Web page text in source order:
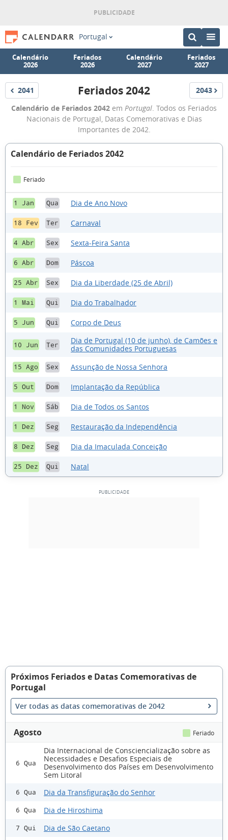
Portugal
Calendário
2026
Feriados
2026
Calendário
2027
Feriados
2027
Feriados
2041
Feriados
2042
Feriados 2042 Feriados
2043
Calendário de Feriados 2042 em Portugal. Todos os Feriados
Nacionais de Portugal, Datas Comemorativas e Dias
Importantes de 2042.
Calendário de Feriados 2042
Feriado
1 Jan Qua Dia de Ano Novo
18 Fev Ter Carnaval
4 Abr Sex Sexta-Feira Santa
6 Abr Dom Páscoa
25 Abr Sex Dia da Liberdade (25 de Abril)
1 Mai Qui Dia do Trabalhador
5 Jun Qui Corpo de Deus
10 Jun Ter
Dia de Portugal (10 de junho), de Camões e
das Comunidades Portuguesas
15 Ago Sex Assunção de Nossa Senhora
5 Out Dom Implantação da República
1 Nov Sáb Dia de Todos os Santos
1 Dez Seg Restauração da Independência
8 Dez Seg Dia da Imaculada Conceição
25 Dez Qui Natal
Próximos Feriados e Datas Comemorativas de
Portugal
Ver todas as datas comemorativas de 2042
Agosto Feriado
6 Qua
Dia Internacional de Consciencialização sobre as
Necessidades e Desafios Especiais de
Desenvolvimento dos Países em Desenvolvimento
Sem Litoral
6 Qua Dia da Transfiguração do Senhor
6 Qua Dia de Hiroshima
7 Qui Dia de São Caetano